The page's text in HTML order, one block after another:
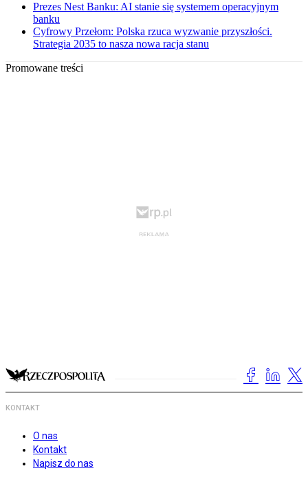
Prezes Nest Banku: AI stanie się systemem operacyjnym
banku
Cyfrowy Przełom: Polska rzuca wyzwanie przyszłości.
Strategia 2035 to nasza nowa racja stanu
Promowane treści
KONTAKT
O nas
Kontakt
Napisz do nas